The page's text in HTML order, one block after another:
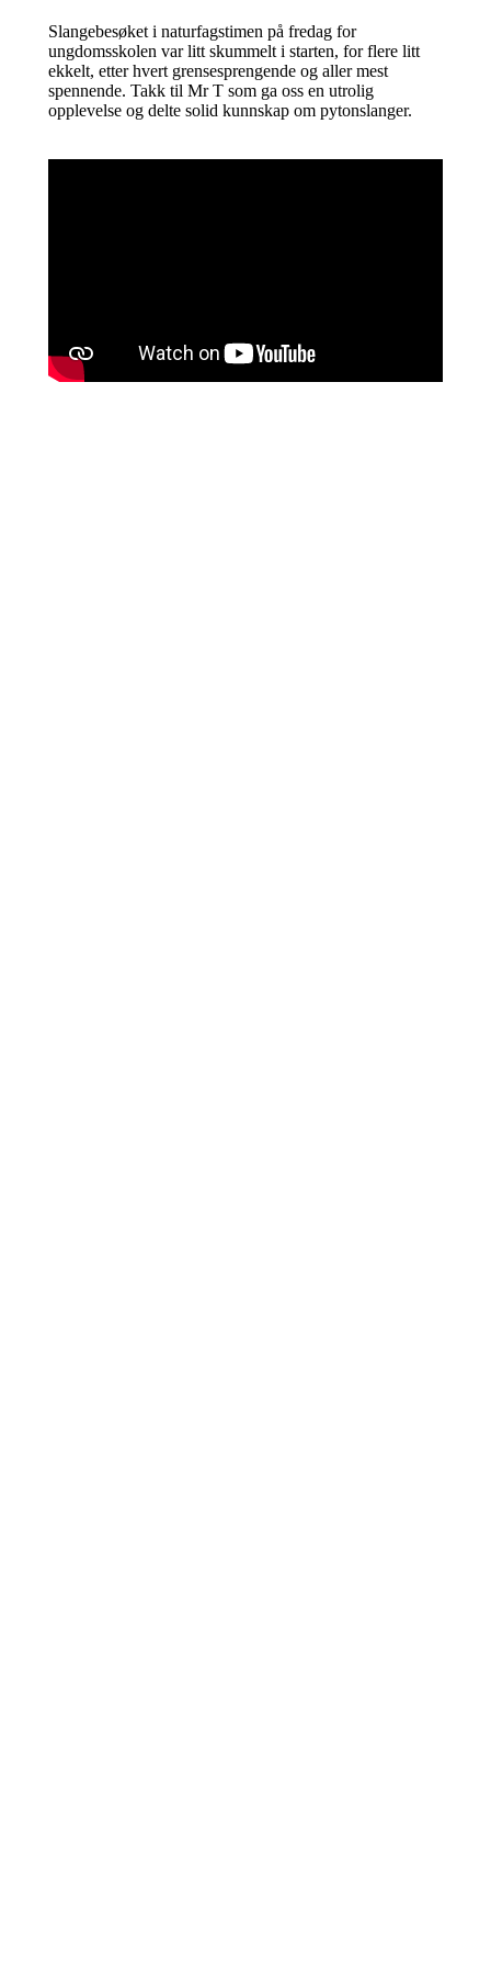
Slangebesøket i naturfagstimen på fredag for
ungdomsskolen var litt skummelt i starten, for flere litt
ekkelt, etter hvert grensesprengende og aller mest
spennende. Takk til Mr T som ga oss en utrolig
opplevelse og delte solid kunnskap om pytonslanger.